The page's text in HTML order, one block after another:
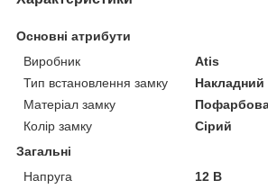
Основні атрибути
Виробник
Atis
Тип встановлення замку
Накладний
Матеріал замку
Колір замку
Сірий
Загальні
Напруга
12 В